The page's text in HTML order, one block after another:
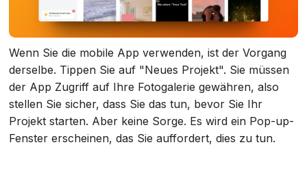
Wenn Sie die mobile App verwenden, ist der Vorgang
derselbe. Tippen Sie auf "Neues Projekt". Sie müssen
der App Zugriff auf Ihre Fotogalerie gewähren, also
stellen Sie sicher, dass Sie das tun, bevor Sie Ihr
Projekt starten. Aber keine Sorge. Es wird ein Pop-up-
Fenster erscheinen, das Sie auffordert, dies zu tun.